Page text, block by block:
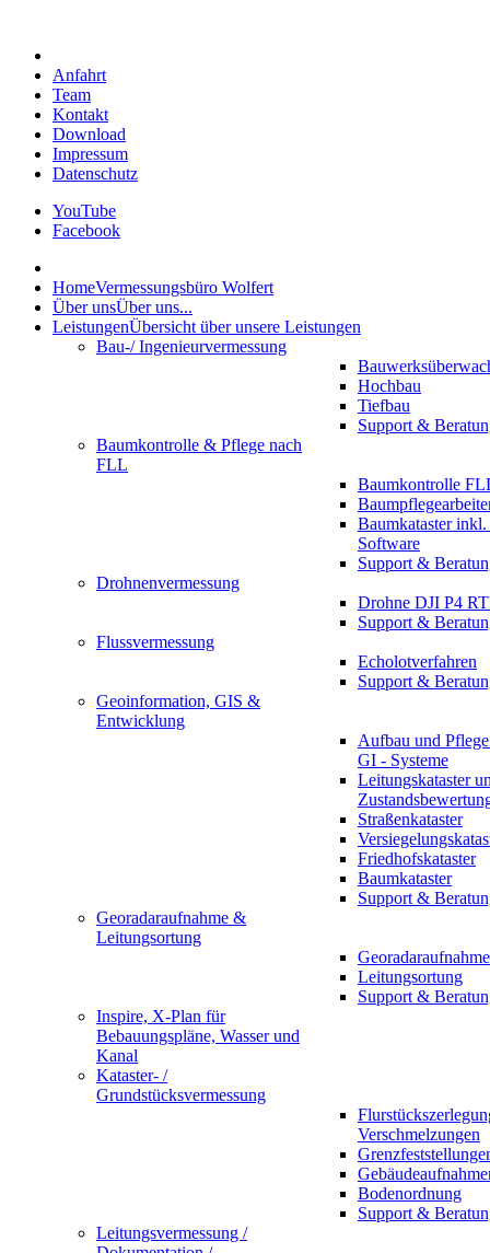
Anfahrt
Team
Kontakt
Download
Impressum
Datenschutz
YouTube
Facebook
HomeVermessungsbüro Wolfert
Über unsÜber uns...
LeistungenÜbersicht über unsere Leistungen
Bau-/ Ingenieurvermessung
Hochbau
Tiefbau
Support &
Baumkontrolle & Pflege nach
FLL
Baumkontrolle
Baumkataster
Software
Support &
Drohnenvermessung
Drohne DJI P4
Support &
Flussvermessung
Echolotverfahren
Support &
Geoinformation, GIS &
Entwicklung
Aufbau und
GI - Systeme
Leitungskataster
Straßenkataster
Friedhofskataster
Baumkataster
Support &
Georadaraufnahme &
Leitungsortung
Georadaraufnahme
Leitungsortung
Support &
Inspire, X-Plan für
Bebauungspläne, Wasser und
Kanal
Kataster- /
Grundstücksvermessung
Verschmelzungen
Bodenordnung
Support &
Leitungsvermessung /